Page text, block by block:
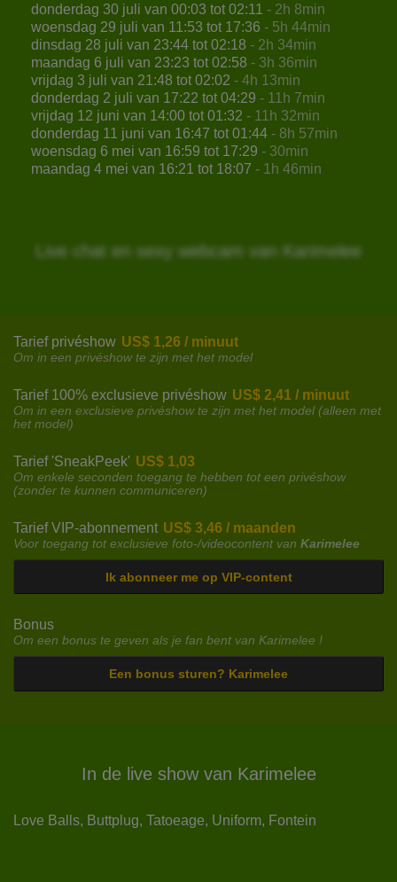
donderdag 30 juli van 00:03 tot 02:11 - 2h 8min
woensdag 29 juli van 11:53 tot 17:36 - 5h 44min
dinsdag 28 juli van 23:44 tot 02:18 - 2h 34min
maandag 6 juli van 23:23 tot 02:58 - 3h 36min
vrijdag 3 juli van 21:48 tot 02:02 - 4h 13min
donderdag 2 juli van 17:22 tot 04:29 - 11h 7min
vrijdag 12 juni van 14:00 tot 01:32 - 11h 32min
donderdag 11 juni van 16:47 tot 01:44 - 8h 57min
woensdag 6 mei van 16:59 tot 17:29 - 30min
maandag 4 mei van 16:21 tot 18:07 - 1h 46min
Live chat en sexy webcam van Karimelee
Tarief privéshow US$ 1,26 / minuut
Om in een privéshow te zijn met het model
Tarief 100% exclusieve privéshow US$ 2,41 / minuut
Om in een exclusieve privéshow te zijn met het model (alleen met
het model)
Tarief 'SneakPeek' US$ 1,03
Om enkele seconden toegang te hebben tot een privéshow
(zonder te kunnen communiceren)
Tarief VIP-abonnement US$ 3,46 / maanden
Voor toegang tot exclusieve foto-/videocontent van Karimelee
Ik abonneer me op VIP-content
Bonus
Om een bonus te geven als je fan bent van Karimelee !
Een bonus sturen? Karimelee
In de live show van Karimelee
Love Balls, Buttplug, Tatoeage, Uniform, Fontein